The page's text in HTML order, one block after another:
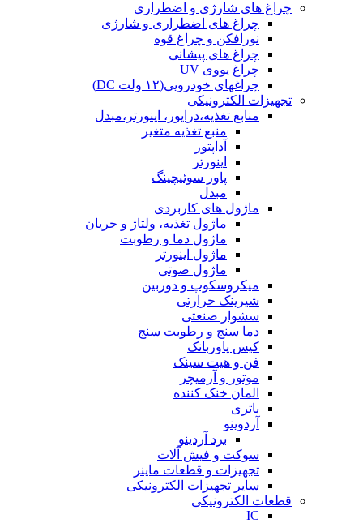
چراغ های شارژی و اضطراری
چراغ های اضطراری و شارژی
نورافکن و چراغ قوه
چراغ های پیشانی
چراغ یووی UV
چراغهای خودرویی(۱۲ ولت DC)
تجهیزات الکترونیکی
منابع تغذیه،درایور، اینورتر،مبدل
منبع تغذیه متغیر
آداپتور
اینورتر
پاور سوئیچینگ
مبدل
ماژول های کاربردی
ماژول تغذیه، ولتاژ و جریان
ماژول دما و رطوبت
ماژول اینورتر
ماژول صوتی
میکروسکوپ و دوربین
شیرینک حرارتی
سشوار صنعتی
دما سنج و رطوبت سنج
کیس پاوربانک
فن و هیت سینک
موتور و آرمیچر
المان خنک کننده
باتری
آردوینو
برد آردینو
سوکت و فیش آلات
تجهیزات و قطعات ماینر
سایر تجهیزات الکترونیکی
قطعات الکترونیکی
IC